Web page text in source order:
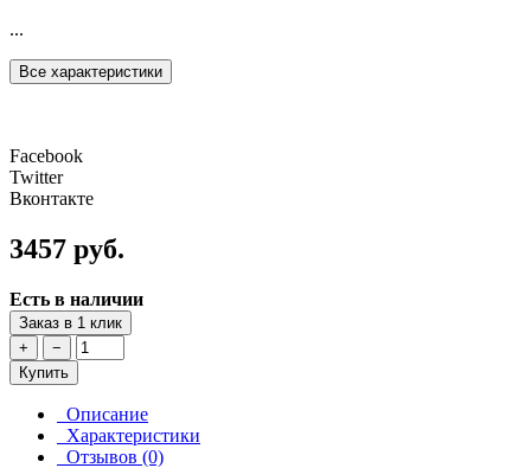
...
Все характеристики
Facebook
Twitter
Вконтакте
3457 руб.
Есть в наличии
Заказ в 1 клик
+
−
Купить
Описание
Характеристики
Отзывов (0)